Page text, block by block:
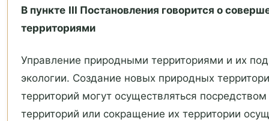
В пункте III Постановления говорится о
территориями
Управление природными территориями и их
экологии. Создание новых природных
территорий могут осуществляться
территорий или сокращение их территории